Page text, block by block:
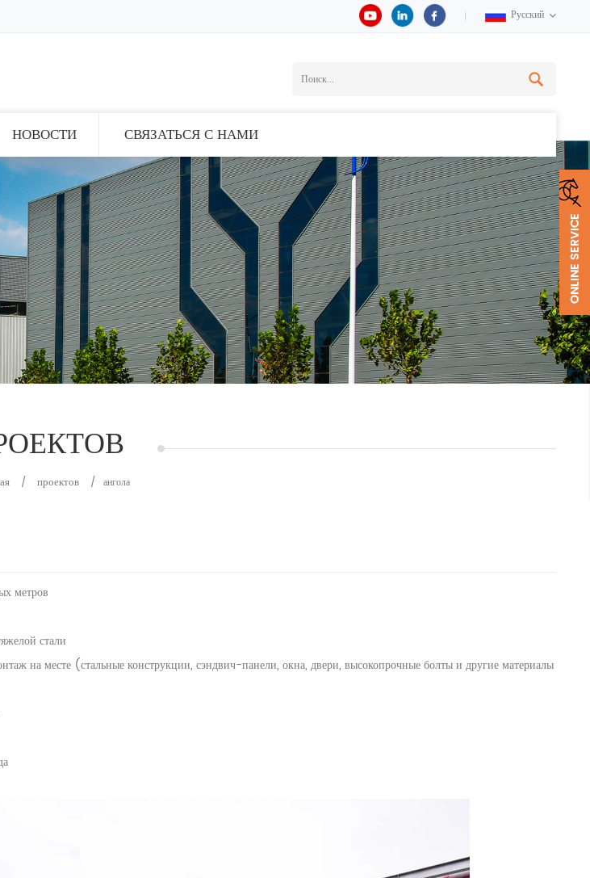
Русский
НОВОСТИ СВЯЗАТЬСЯ С НАМИ
/ проектов / ангола
метров
стали
на месте (стальные конструкции, сэндвич-панели, окна, двери, высокопрочные болты и другие материалы